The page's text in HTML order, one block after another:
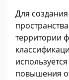
Для
территории
повышения